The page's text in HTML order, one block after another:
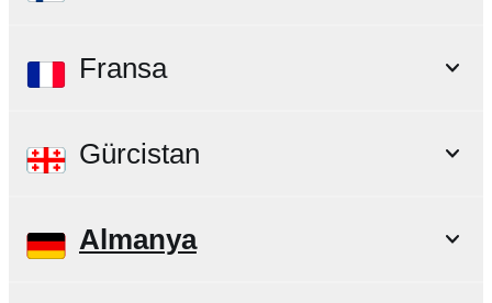
Fransa
Gürcistan
Almanya